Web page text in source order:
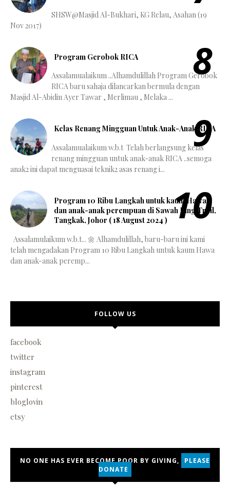
SHSW@Masjid Al-Bukhari, KG Relau, Asahan (19
Nov 2017)
Program Gerobok RICA
Assalamualaikum ..Alhamdulillah Program Gerobok
RICA baru sahaja dilancarkan bermula dengan
Masjid Al-Abidin Ayer Tawar , Merlimau , Melaka ...
Kelas Renang Mingguan Untuk Anak-Anak RICA
Assalamualaikum w.b.t Telah berlangsung kelas
renang mingguan untuk anak-anak RICA ..semoga
anak2 ini dapat menguasai teknik2 asas renang i...
Program 10 Ribu Langkah untuk kaum Hawa
dan anak-anak perempuan di Sawah Ring Trail,
Tangkak, Johor ( 18 August 2024 )
Assalamulaikum w.b.t... 🌼 Alhamdulillah, baru-baru ini kami
telah mengadakan Program 10 Ribu Langkah untuk kaum Hawa
dan anak-anak peremp...
FOLLOW US
facebook
twitter
instagram
pinterest
bloglovin
etsy
NO ONE HAS EVER BECOME POOR BY GIVING,
PLEASE
DONATE